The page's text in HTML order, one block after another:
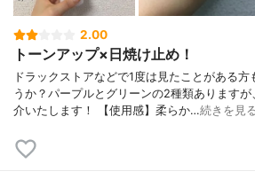
2.00
トーンアップ×日焼け止め！
ドラックストアなどで1度は見たことがある方
うか？パープルとグリーンの2種類あります
介いたします！ 【使用感】柔らか…続きを見